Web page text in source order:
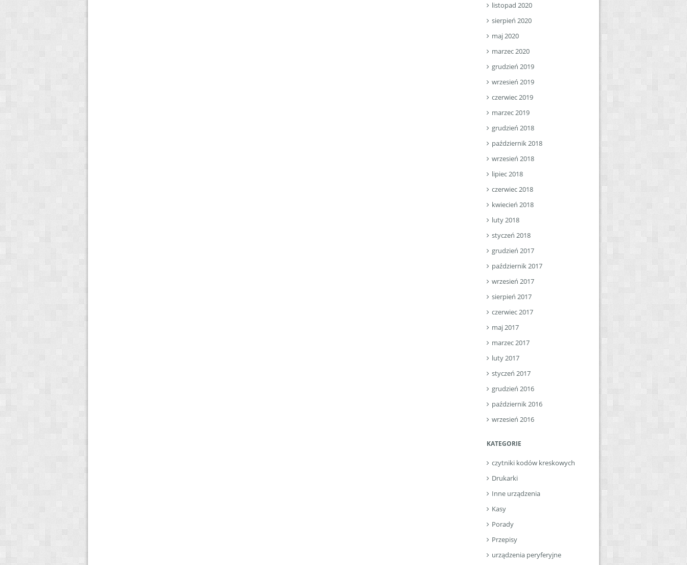
listopad 2020
sierpień 2020
maj 2020
marzec 2020
grudzień 2019
wrzesień 2019
czerwiec 2019
marzec 2019
grudzień 2018
październik 2018
wrzesień 2018
lipiec 2018
czerwiec 2018
kwiecień 2018
luty 2018
styczeń 2018
grudzień 2017
październik 2017
wrzesień 2017
sierpień 2017
czerwiec 2017
maj 2017
marzec 2017
luty 2017
styczeń 2017
grudzień 2016
październik 2016
wrzesień 2016
KATEGORIE
czytniki kodów kreskowych
Drukarki
Inne urządzenia
Kasy
Porady
Przepisy
urządzenia peryferyjne